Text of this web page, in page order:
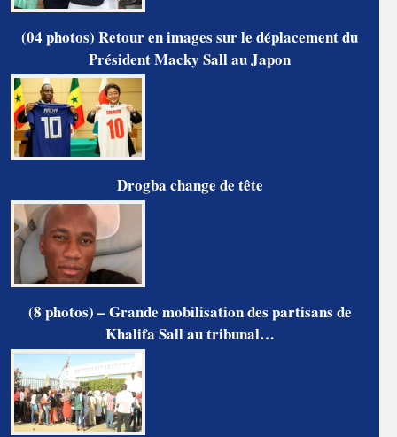
(04 photos) Retour en images sur le déplacement du
Président Macky Sall au Japon
Drogba change de tête
(8 photos) – Grande mobilisation des partisans de
Khalifa Sall au tribunal…